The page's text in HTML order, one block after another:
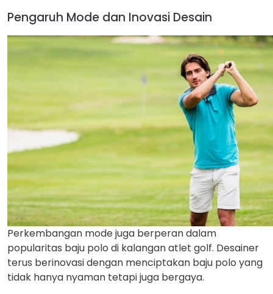
Pengaruh Mode dan Inovasi Desain
Perkembangan mode juga berperan dalam
popularitas baju polo di kalangan atlet golf. Desainer
terus berinovasi dengan menciptakan baju polo yang
tidak hanya nyaman tetapi juga bergaya.